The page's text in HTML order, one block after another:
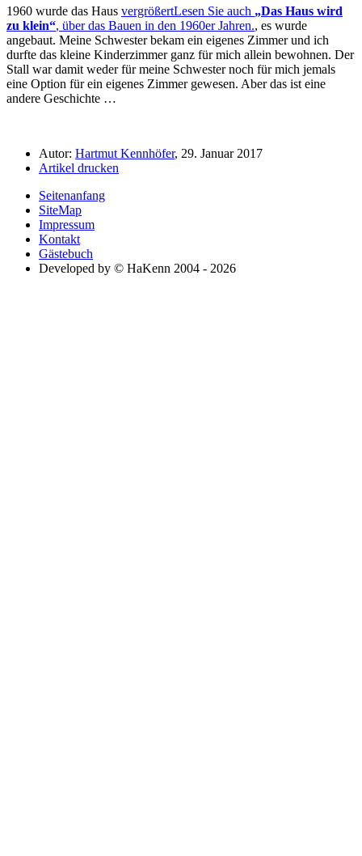
1960 wurde das Haus vergrößertLesen Sie auch
Das Haus wird
zu klein , über das Bauen in den 1960er Jahren., es wurde
angebaut. Meine Schwester bekam ein eigenes Zimmer und ich
durfte das kleine Kinderzimmer ganz für mich allein bewohnen. Der
Stall war damit weder für meine Schwester noch für mich jemals
eine Option für ein eigenes Zimmer gewesen. Aber das ist eine
andere Geschichte …
Autor: Hartmut Kennhöfer, 29. Januar 2017
Artikel drucken
Seitenanfang
SiteMap
Impressum
Kontakt
Gästebuch
Developed by © HaKenn 2004 - 2026